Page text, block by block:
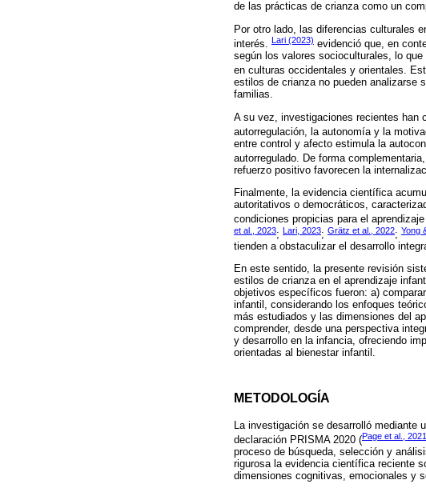
de las prácticas de crianza como un
Por otro lado, las diferencias culturales
interés.
Lari (2023) evidenció que, en
según los valores socioculturales, lo
en culturas occidentales y orientales.
estilos de crianza no pueden analizarse
familias.
A su vez, investigaciones recientes han
autorregulación, la autonomía y la
entre control y afecto estimula la
autorregulado. De forma complementaria,
refuerzo positivo favorecen la
Finalmente, la evidencia científica
autoritativos o democráticos,
condiciones propicias para el
et al., 2023; Lari, 2023; Grätz et al., 2022; Yong
tienden a obstaculizar el desarrollo
En este sentido, la presente revisión
estilos de crianza en el aprendizaje
objetivos específicos fueron: a)
infantil, considerando los enfoques
más estudiados y las dimensiones del
comprender, desde una perspectiva
y desarrollo en la infancia, ofreciendo
orientadas al bienestar infantil.
METODOLOGÍA
La investigación se desarrolló
declaración PRISMA 2020 (Page et al., 2021
proceso de búsqueda, selección y
rigurosa la evidencia científica reciente
dimensiones cognitivas, emocionales y